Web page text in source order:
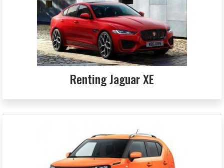
Renting Jaguar XE